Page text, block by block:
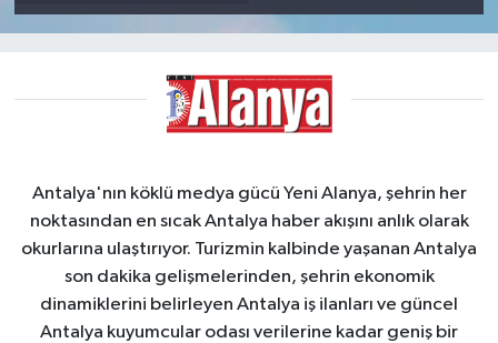
Antalya'nın köklü medya gücü Yeni Alanya, şehrin her
noktasından en sıcak Antalya haber akışını anlık olarak
okurlarına ulaştırıyor. Turizmin kalbinde yaşanan Antalya
son dakika gelişmelerinden, şehrin ekonomik
dinamiklerini belirleyen Antalya iş ilanları ve güncel
Antalya kuyumcular odası verilerine kadar geniş bir